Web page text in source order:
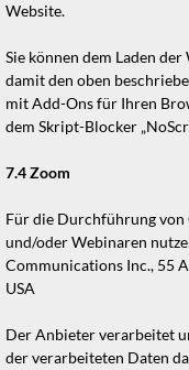
Website.
Sie können dem Laden
damit den oben
mit Add-Ons für Ihren
dem Skript-Blocker
7.4Zoom
Für die Durchführung
und/oder Webinaren
Communications Inc., 55
USA
Der Anbieter verarbeitet
der verarbeiteten Daten